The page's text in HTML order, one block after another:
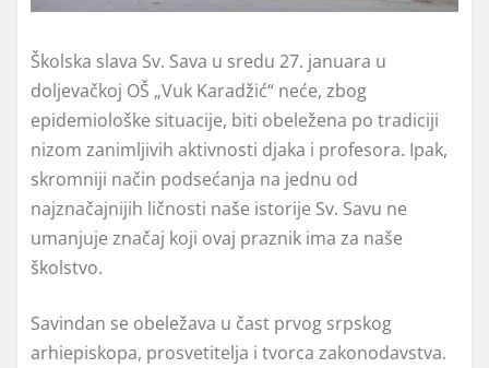
Školska slava Sv. Sava u sredu 27. januara u
doljevačkoj OŠ „Vuk Karadžić“ neće, zbog
epidemiološke situacije, biti obeležena po tradiciji
nizom zanimljivih aktivnosti djaka i profesora. Ipak,
skromniji način podsećanja na jednu od
najznačajnijih ličnosti naše istorije Sv. Savu ne
umanjuje značaj koji ovaj praznik ima za naše
školstvo.
Savindan se obeležava u čast prvog srpskog
arhiepiskopa, prosvetitelja i tvorca zakonodavstva.